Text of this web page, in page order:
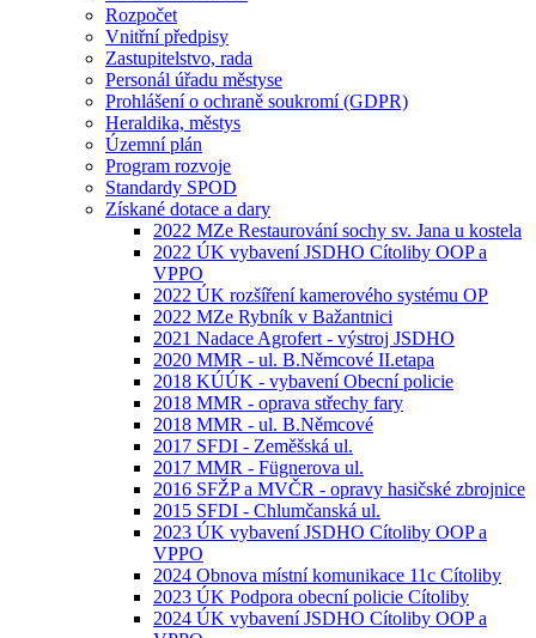
Rozpočet
Vnitřní předpisy
Zastupitelstvo, rada
Personál úřadu městyse
Prohlášení o ochraně soukromí (GDPR)
Heraldika, městys
Územní plán
Program rozvoje
Standardy SPOD
Získané dotace a dary
2022 MZe Restaurování sochy sv. Jana u kostela
2022 ÚK vybavení JSDHO Cítoliby OOP a
VPPO
2022 ÚK rozšíření kamerového systému OP
2022 MZe Rybník v Bažantnici
2021 Nadace Agrofert - výstroj JSDHO
2020 MMR - ul. B.Němcové II.etapa
2018 KÚÚK - vybavení Obecní policie
2018 MMR - oprava střechy fary
2018 MMR - ul. B.Němcové
2017 SFDI - Zeměšská ul.
2017 MMR - Fügnerova ul.
2016 SFŽP a MVČR - opravy hasičské zbrojnice
2015 SFDI - Chlumčanská ul.
2023 ÚK vybavení JSDHO Cítoliby OOP a
VPPO
2024 Obnova místní komunikace 11c Cítoliby
2023 ÚK Podpora obecní policie Cítoliby
2024 ÚK vybavení JSDHO Cítoliby OOP a